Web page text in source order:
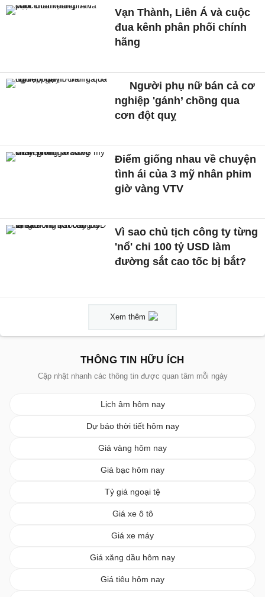
Vạn Thành, Liên Á và cuộc
đua kênh phân phối chính
hãng
Người phụ nữ bán cả cơ
nghiệp 'gánh’ chồng qua
cơn đột quỵ
Điểm giống nhau về chuyện
tình ái của 3 mỹ nhân phim
giờ vàng VTV
Vì sao chủ tịch công ty từng
'nổ' chi 100 tỷ USD làm
đường sắt cao tốc bị bắt?
Xem thêm
THÔNG TIN HỮU ÍCH
Cập nhật nhanh các thông tin được quan tâm mỗi ngày
Lịch âm hôm nay
Dự báo thời tiết hôm nay
Giá vàng hôm nay
Giá bạc hôm nay
Tỷ giá ngoại tệ
Giá xe ô tô
Giá xe máy
Giá xăng dầu hôm nay
Giá tiêu hôm nay